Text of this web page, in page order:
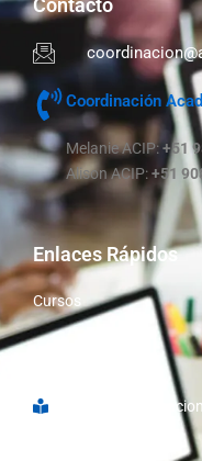
Coordinación
Melanie ACIP:+51
Alison ACIP:+51
Enlaces Rápidos
Cursos
Libro de